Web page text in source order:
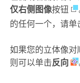
仅右侧图像按钮
的任何一个，请单
如果您的立体像对
则可以单击反向